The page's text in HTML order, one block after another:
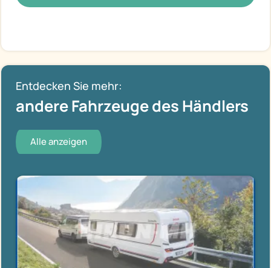
Entdecken Sie mehr:
andere Fahrzeuge des Händlers
Alle anzeigen